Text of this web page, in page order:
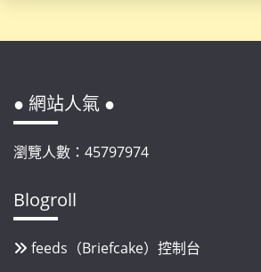
● 網站人氣 ●
瀏覽人數：45797974
Blogroll
feeds（Briefcake）控制台